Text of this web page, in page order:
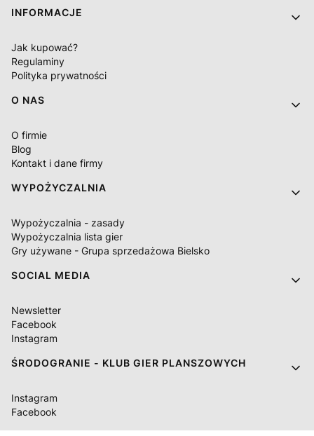
INFORMACJE
Jak kupować?
Regulaminy
Polityka prywatności
O NAS
O firmie
Blog
Kontakt i dane firmy
WYPOŻYCZALNIA
Wypożyczalnia - zasady
Wypożyczalnia lista gier
Gry używane - Grupa sprzedażowa Bielsko
SOCIAL MEDIA
Newsletter
Facebook
Instagram
ŚRODOGRANIE - KLUB GIER PLANSZOWYCH
Instagram
Facebook